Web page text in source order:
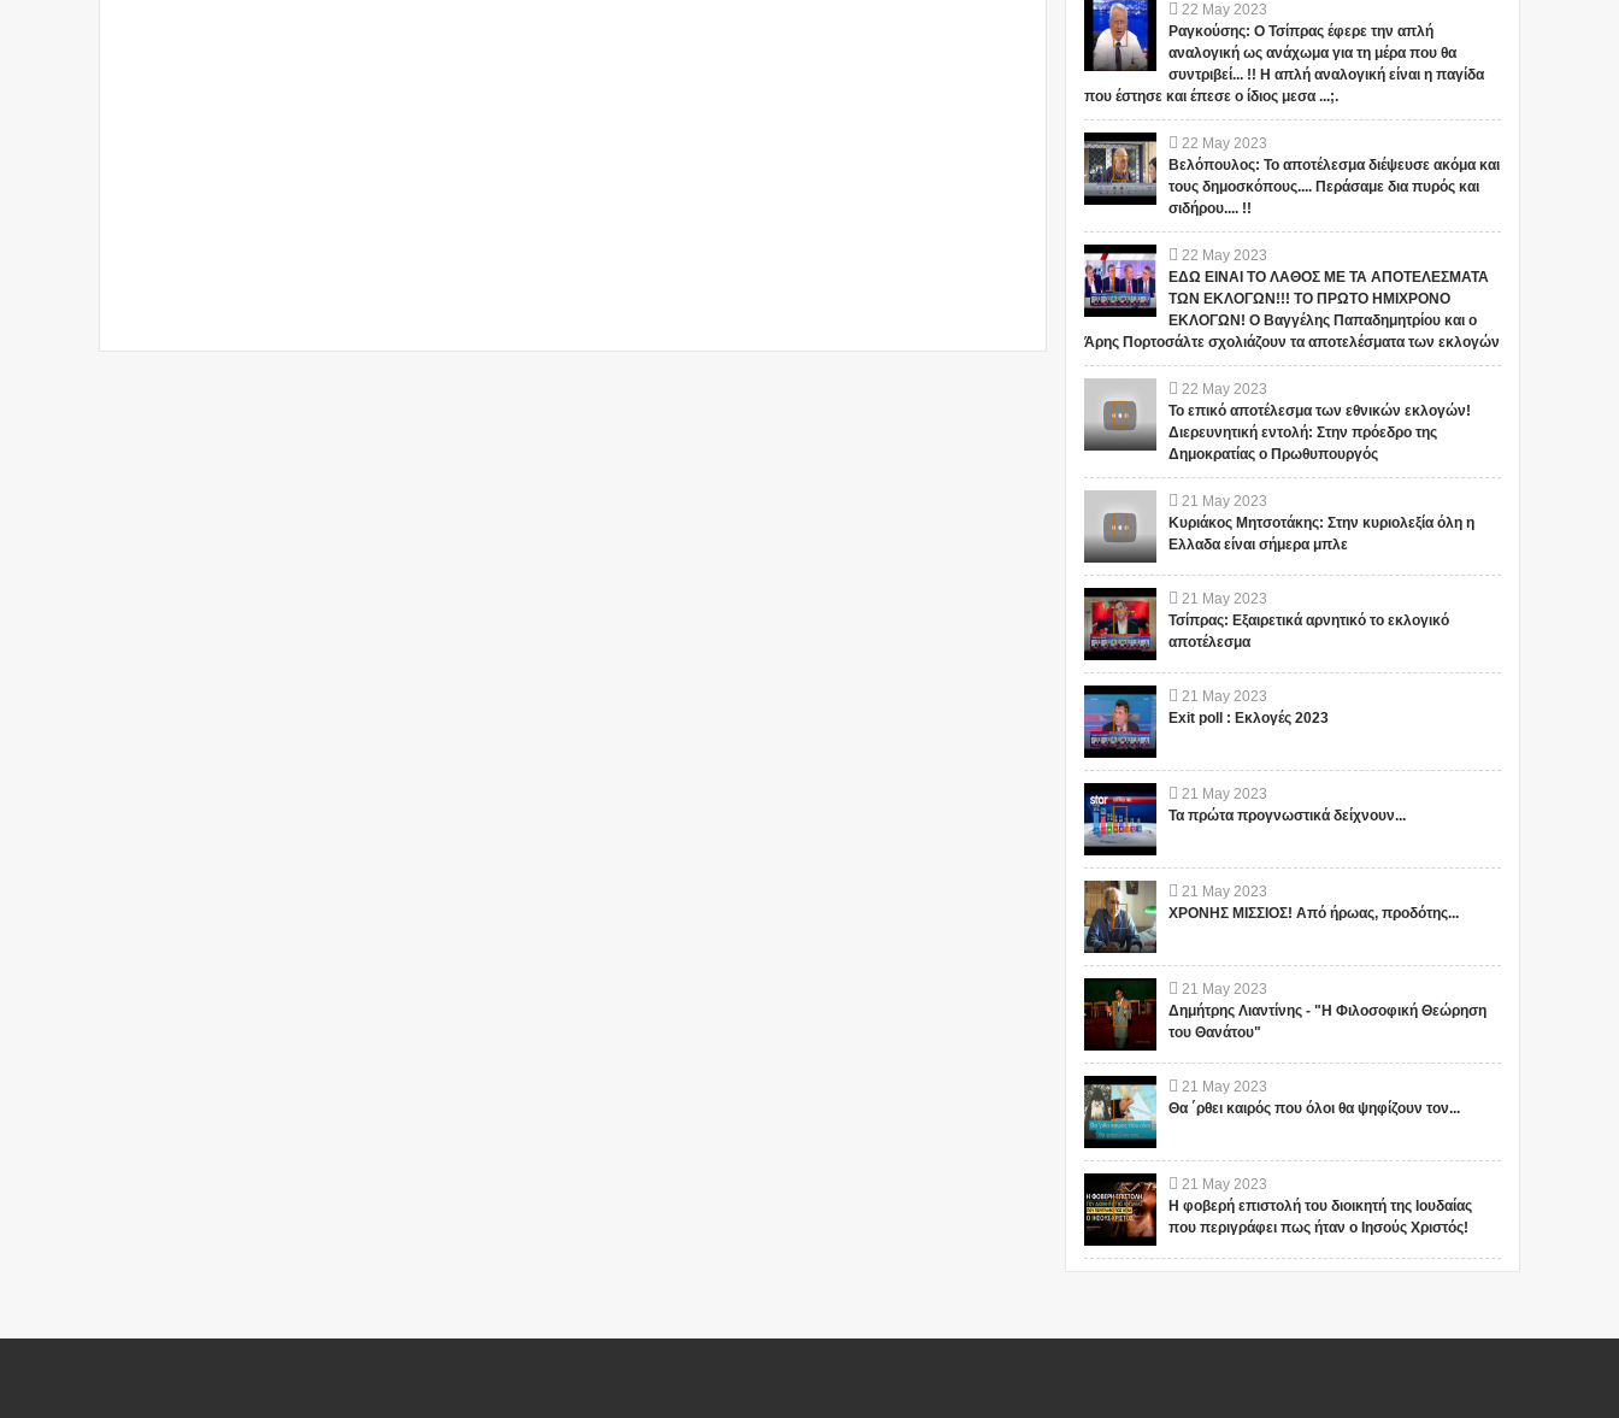
22 May 2023
Ραγκούσης: Ο Τσίπρας έφερε την απλή
αναλογική ως ανάχωμα για τη μέρα που θα
συντριβεί... !! Η απλή αναλογική είναι η παγίδα
που έστησε και έπεσε ο ίδιος μεσα ...;.
22 May 2023
Βελόπουλος: Το αποτέλεσμα διέψευσε ακόμα και
τους δημοσκόπους.... Περάσαμε δια πυρός και
σιδήρου.... !!
22 May 2023
ΕΔΩ ΕΙΝΑΙ ΤΟ ΛΑΘΟΣ ΜΕ ΤΑ ΑΠΟΤΕΛΕΣΜΑΤΑ
ΤΩΝ ΕΚΛΟΓΩΝ!!! ΤΟ ΠΡΩΤΟ ΗΜΙΧΡΟΝΟ
ΕΚΛΟΓΩΝ! Ο Βαγγέλης Παπαδημητρίου και ο
Άρης Πορτοσάλτε σχολιάζουν τα αποτελέσματα των εκλογών
22 May 2023
Το επικό αποτέλεσμα των εθνικών εκλογών!
Διερευνητική εντολή: Στην πρόεδρο της
Δημοκρατίας ο Πρωθυπουργός
21 May 2023
Κυριάκος Μητσοτάκης: Στην κυριολεξία όλη η
Ελλαδα είναι σήμερα μπλε
21 May 2023
Τσίπρας: Εξαιρετικά αρνητικό το εκλογικό
αποτέλεσμα
21 May 2023
Exit poll : Εκλογές 2023
21 May 2023
Τα πρώτα προγνωστικά δείχνουν...
21 May 2023
ΧΡΟΝΗΣ ΜΙΣΣΙΟΣ! Από ήρωας, προδότης...
21 May 2023
Δημήτρης Λιαντίνης - "Η Φιλοσοφική Θεώρηση
του Θανάτου"
21 May 2023
Θα ΄ρθει καιρός που όλοι θα ψηφίζουν τον...
21 May 2023
Η φοβερή επιστολή του διοικητή της Ιουδαίας
που περιγράφει πως ήταν ο Ιησούς Χριστός!